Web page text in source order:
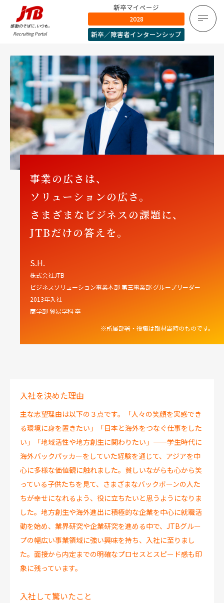
Recruiting Portal
新卒マイページ
2028
新卒／障害者インターンシップ
事業の広さは、
ソリューションの広さ。
さまざまなビジネスの課題に、
JTBだけの答えを。
S.H.
株式会社JTB
ビジネスソリューション事業本部 第三事業部 グループリーダー
2013年入社
商学部 貿易学科 卒
※所属部署・役職は取材当時のものです。
入社を決めた理由
主な志望理由は以下の３点です。「人々の笑顔を実感でき
る環境に身を置きたい」「日本と海外をつなぐ仕事をした
い」「地域活性や地方創生に関わりたい」——学生時代に
海外バックパッカーをしていた経験を通じて、アジアを中
心に多様な価値観に触れました。貧しいながらも心から笑
っている子供たちを見て、さまざまなバックボーンの人た
ちが幸せになれるよう、役に立ちたいと思うようになりま
した。地方創生や海外進出に積極的な企業を中心に就職活
動を始め、業界研究や企業研究を進める中で、JTBグルー
プの幅広い事業領域に強い興味を持ち、入社に至りまし
た。面接から内定までの明確なプロセスとスピード感も印
象に残っています。
入社して驚いたこと